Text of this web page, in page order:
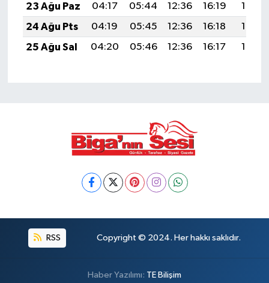
23 Ağu Paz
04:17 05:44 12:36 16:19
19:18
24 Ağu Pts
04:19 05:45 12:36 16:18
19:17
25 Ağu Sal
04:20 05:46 12:36 16:17 19:16
RSS Copyright © 2024. Her hakkı saklıdır.
Haber Yazılımı: TE Bilişim